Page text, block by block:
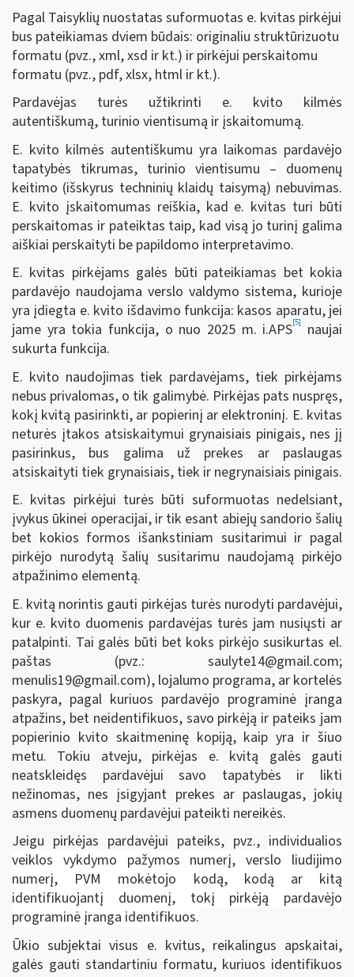
Pagal Taisyklių nuostatas suformuotas e. kvitas pirkėjui
bus pateikiamas dviem būdais: originaliu struktūrizuotu
formatu (pvz., xml, xsd ir kt.) ir pirkėjui perskaitomu
formatu (pvz., pdf, xlsx, html ir kt.).
Pardavėjas turės užtikrinti e. kvito kilmės
autentiškumą, turinio vientisumą ir įskaitomumą.
E. kvito kilmės autentiškumu yra laikomas pardavėjo
tapatybės tikrumas, turinio vientisumu – duomenų
keitimo (išskyrus techninių klaidų taisymą) nebuvimas.
E. kvito įskaitomumas reiškia, kad e. kvitas turi būti
perskaitomas ir pateiktas taip, kad visą jo turinį galima
aiškiai perskaityti be papildomo interpretavimo.
E. kvitas pirkėjams galės būti pateikiamas bet kokia
pardavėjo naudojama verslo valdymo sistema, kurioje
yra įdiegta e. kvito išdavimo funkcija: kasos aparatu, jei
jame yra tokia funkcija, o nuo 2025 m. i.APS[5]
naujai
sukurta funkcija.
E. kvito naudojimas tiek pardavėjams, tiek pirkėjams
nebus privalomas, o tik galimybė. Pirkėjas pats nuspręs,
kokį kvitą pasirinkti, ar popierinį ar elektroninį. E. kvitas
neturės įtakos atsiskaitymui grynaisiais pinigais, nes jį
pasirinkus, bus galima už prekes ar paslaugas
atsiskaityti tiek grynaisiais, tiek ir negrynaisiais pinigais.
E. kvitas pirkėjui turės būti suformuotas nedelsiant,
įvykus ūkinei operacijai, ir tik esant abiejų sandorio šalių
bet kokios formos išankstiniam susitarimui ir pagal
pirkėjo nurodytą šalių susitarimu naudojamą pirkėjo
atpažinimo elementą.
E. kvitą norintis gauti pirkėjas turės nurodyti pardavėjui,
kur e. kvito duomenis pardavėjas turės jam nusiųsti ar
patalpinti. Tai galės būti bet koks pirkėjo susikurtas el.
paštas (pvz.: saulyte14@gmail.com;
menulis19@gmail.com), lojalumo programa, ar kortelės
paskyra, pagal kuriuos pardavėjo programinė įranga
atpažins, bet neidentifikuos, savo pirkėją ir pateiks jam
popierinio kvito skaitmeninę kopiją, kaip yra ir šiuo
metu. Tokiu atveju, pirkėjas e. kvitą galės gauti
neatskleidęs pardavėjui savo tapatybės ir likti
nežinomas, nes įsigyjant prekes ar paslaugas, jokių
asmens duomenų pardavėjui pateikti nereikės.
Jeigu pirkėjas pardavėjui pateiks, pvz., individualios
veiklos vykdymo pažymos numerį, verslo liudijimo
numerį, PVM mokėtojo kodą, kodą ar kitą
identifikuojantį duomenį, tokį pirkėją pardavėjo
programinė įranga identifikuos.
Ūkio subjektai visus e. kvitus, reikalingus apskaitai,
galės gauti standartiniu formatu, kuriuos identifikuos